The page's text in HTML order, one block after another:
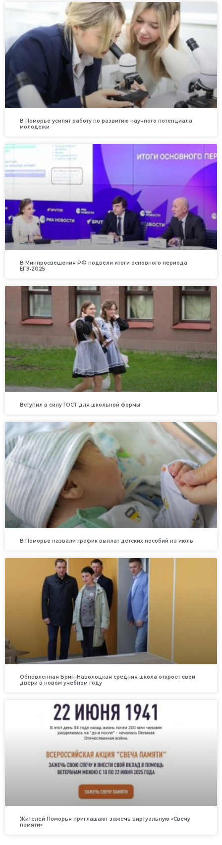
В Поморье усилят работу по развитию научного потенциала
молодежи
В Минпросвещения РФ подвели итоги основного периода
ЕГЭ‑2025
Вступил в силу ГОСТ для школьной формы
В Поморье назвали график выплат детских пособий на июль
Обновленная Брин-Наволоцкая средняя школа откроет свои
двери в новом учебном году
Жителей Поморья приглашают зажечь виртуальную «Свечу
памяти»